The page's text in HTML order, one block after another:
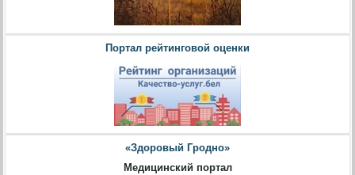
Портал рейтинговой оценки
«Здоровый Гродно»
Медицинский портал